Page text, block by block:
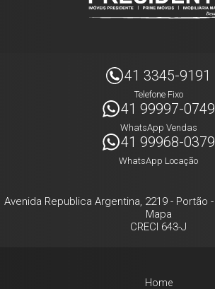
41 3345-9191
Telefone Fixo
41 99997-0749
WhatsApp Vendas
41 99968-0379
WhatsApp Locação
Avenida Republica Argentina, 2219- Portão -
Mapa
CRECI 643-J
Home